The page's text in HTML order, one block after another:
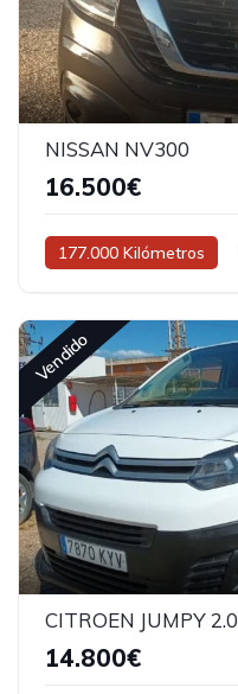
NISSAN NV300
16.500€
177.000 Kilómetros
Vendido
CITROEN JUMPY 2.0
14.800€